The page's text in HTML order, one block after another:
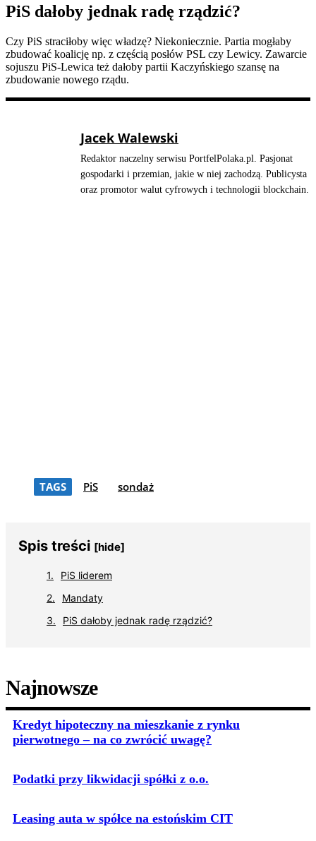
PiS dałoby jednak radę rządzić?
Czy PiS straciłoby więc władzę? Niekoniecznie. Partia mogłaby
zbudować koalicję np. z częścią posłów PSL czy Lewicy. Zawarcie
sojuszu PiS-Lewica też dałoby partii Kaczyńskiego szansę na
zbudowanie nowego rządu.
Jacek Walewski
Redaktor naczelny serwisu PortfelPolaka.pl. Pasjonat
gospodarki i przemian, jakie w niej zachodzą. Publicysta
oraz promotor walut cyfrowych i technologii blockchain.
TAGS PiS sondaż
Spis treści [hide]
PiS liderem
Mandaty
PiS dałoby jednak radę rządzić?
Najnowsze
Kredyt hipoteczny na mieszkanie z rynku
pierwotnego – na co zwrócić uwagę?
Podatki przy likwidacji spółki z o.o.
Leasing auta w spółce na estońskim CIT